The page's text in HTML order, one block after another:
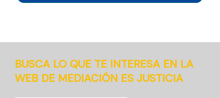
BUSCA LO QUE TE INTERESA EN LA
WEB DE MEDIACIÓN ES JUSTICIA